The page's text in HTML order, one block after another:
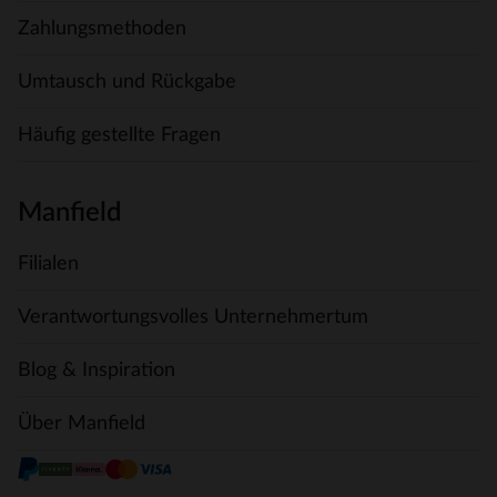
Zahlungsmethoden
Umtausch und Rückgabe
Häufig gestellte Fragen
Manfield
Filialen
Verantwortungsvolles Unternehmertum
Blog & Inspiration
Über Manfield